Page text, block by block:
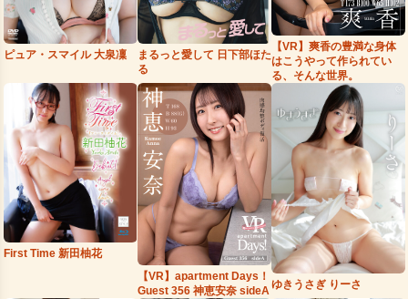
ピュア・スマイル 大泉凜
まるっと愛して 日下部ほた
る
【VR】爽香の豊満な身体
はこうやって作られてい
る、そんな世界。
First Time 新田柚花
【VR】apartment Days！
Guest 356 神恵安奈 sideA
ゆきうさぎ りーさ